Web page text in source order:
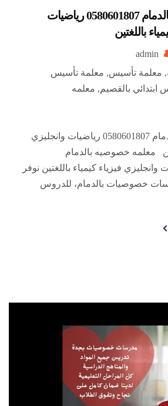
معلمه خصوصيه بالدمام 0580601807 رياضيات
باللغتين
, معلمة تأسيس, معلمة تأسيس
ابتدائي بالقصيم, معلمه
معلمه خصوصيه بالدمام 0580601807 رياضيات وانجليزي
معلمه خصوصيه بالدمام
رياضيات وانجليزي فيزياء كيمياء باللغتين نوفر
خصوصيات بالدمام، للدروس